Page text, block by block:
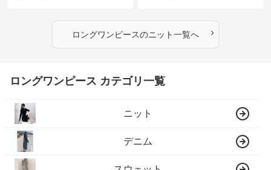
ロングワンピースのニット一覧へ ›
ロングワンピース カテゴリ一覧
ニット
デニム